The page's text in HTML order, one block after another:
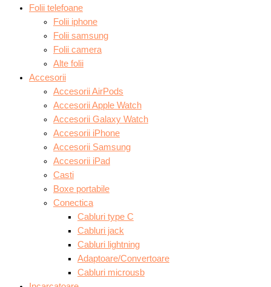
Folii telefoane
Folii iphone
Folii samsung
Folii camera
Alte folii
Accesorii
Accesorii AirPods
Accesorii Apple Watch
Accesorii Galaxy Watch
Accesorii iPhone
Accesorii Samsung
Accesorii iPad
Casti
Boxe portabile
Conectica
Cabluri type C
Cabluri jack
Cabluri lightning
Adaptoare/Convertoare
Cabluri microusb